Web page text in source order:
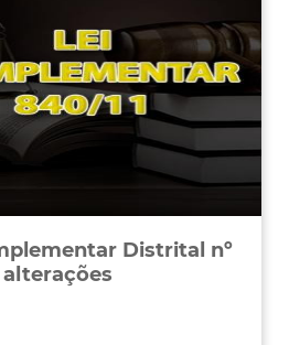
Distrital nº
alterações